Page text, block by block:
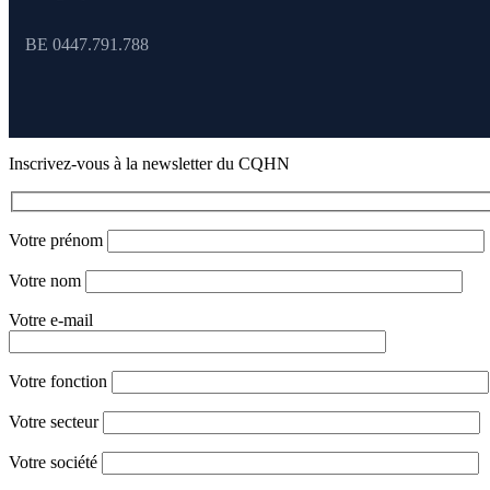
BE 0447.791.788
Inscrivez-vous à la newsletter du CQHN
Votre prénom
Votre nom
Votre e-mail
Votre fonction
Votre secteur
Votre société